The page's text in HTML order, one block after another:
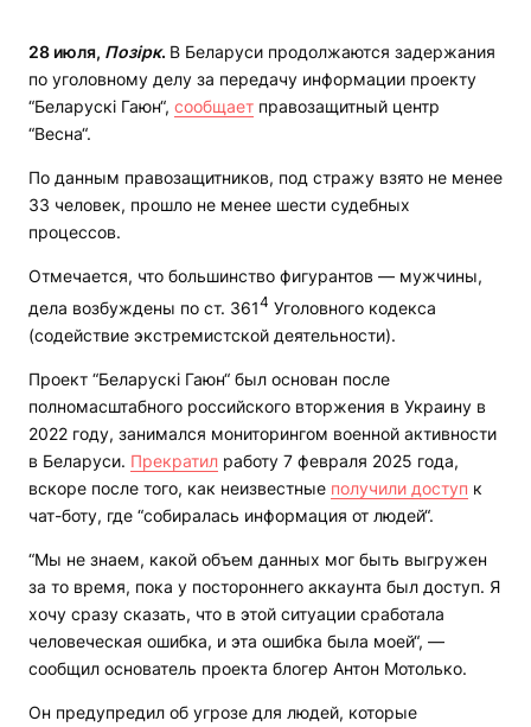
28 июля, Позірк. В Беларуси продолжаются задержания
по уголовному делу за передачу информации проекту
“Беларускі Гаюн“, сообщает правозащитный центр
“Весна“.
По данным правозащитников, под стражу взято не менее
33 человек, прошло не менее шести судебных
процессов.
Отмечается, что большинство фигурантов — мужчины,
дела возбуждены по ст. 3614 Уголовного кодекса
(содействие экстремистской деятельности).
Проект “Беларускі Гаюн“ был основан после
полномасштабного российского вторжения в Украину в
2022 году, занимался мониторингом военной активности
в Беларуси. Прекратил работу 7 февраля 2025 года,
вскоре после того, как неизвестные получили доступ к
чат-боту, где “собиралась информация от людей“.
“Мы не знаем, какой объем данных мог быть выгружен
за то время, пока у постороннего аккаунта был доступ. Я
хочу сразу сказать, что в этой ситуации сработала
человеческая ошибка, и эта ошибка была моей“, —
сообщил основатель проекта блогер Антон Мотолько.
Он предупредил об угрозе для людей, которые